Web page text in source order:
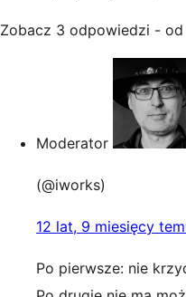
Zobacz 3 odpowiedzi - od
Moderator
(@iworks)
12 lat, 9 miesięcy
Po pierwsze: nie